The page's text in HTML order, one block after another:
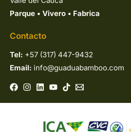
Parque • Vivero • Fabrica
Contacto
Tel: +57 (317) 447-9432
Email: info@guaduabamboo.com